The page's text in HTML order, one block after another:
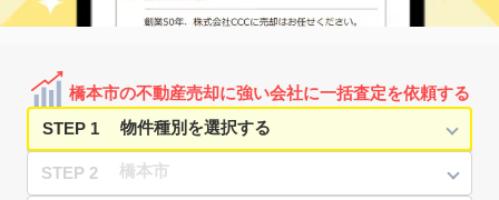
橋本市の不動産売却に強い会社に一括査定を依頼する
STEP 1
STEP 2